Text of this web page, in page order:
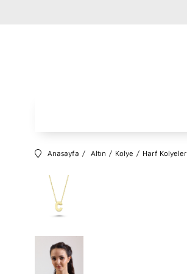
Anasayfa Altın Kolye Harf Kolyeler